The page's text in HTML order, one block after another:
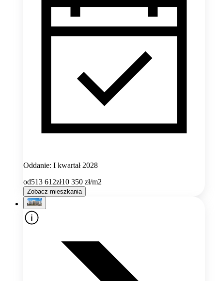
Oddanie: I kwartał 2028
od513 612zł10 350 zł/m2
Zobacz mieszkania